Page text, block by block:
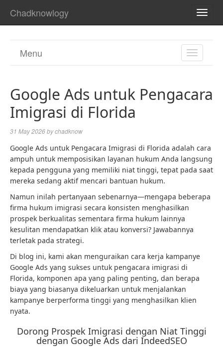
Chadknowlogy
TOGGLE
Menu
Google Ads untuk Pengacara
Imigrasi di Florida
31 May 2026bychadknow
Google Ads untuk Pengacara Imigrasi di Florida adalah cara
ampuh untuk memposisikan layanan hukum Anda langsung
kepada pengguna yang memiliki niat tinggi, tepat pada saat
mereka sedang aktif mencari bantuan hukum.
Namun inilah pertanyaan sebenarnya—mengapa beberapa
firma hukum imigrasi secara konsisten menghasilkan
prospek berkualitas sementara firma hukum lainnya
kesulitan mendapatkan klik atau konversi? Jawabannya
terletak pada strategi.
Di blog ini, kami akan menguraikan cara kerja kampanye
Google Ads yang sukses untuk pengacara imigrasi di
Florida, komponen apa yang paling penting, dan berapa
biaya yang biasanya dikeluarkan untuk menjalankan
kampanye berperforma tinggi yang menghasilkan klien
nyata.
Dorong Prospek Imigrasi dengan Niat Tinggi
dengan Google Ads dari IndeedSEO